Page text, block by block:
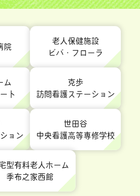
院
老人保健施設
ビバ・フローラ
ム
ト
克歩
訪問看護ステーション
ョン
世田谷
中央看護高等専修学校
型有料老人ホーム
季布之家西館